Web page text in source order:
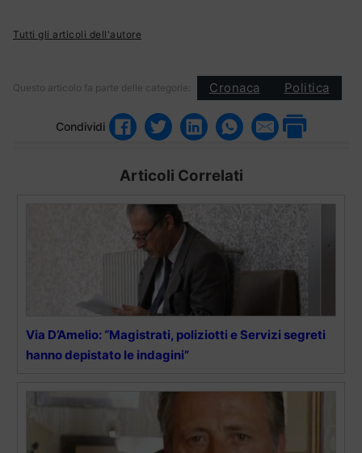
Tutti gli articoli dell'autore
Questo articolo fa parte delle categorie: Cronaca Politica
Condividi
Articoli Correlati
Via D’Amelio: “Magistrati, poliziotti e Servizi segreti
hanno depistato le indagini”